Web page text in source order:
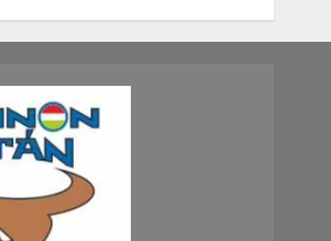
2026.JÚLIUS.23. CSÜTÖRTÖK.
0